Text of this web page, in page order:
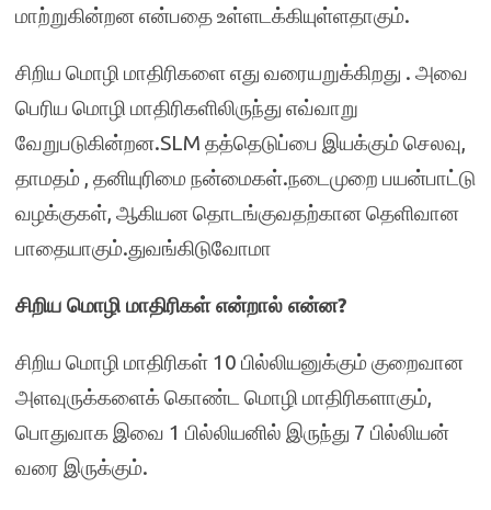
மாற்றுகின்றன என்பதை உள்ளடக்கியுள்ளதாகும்.
சிறிய மொழி மாதிரிகளை எது வரையறுக்கிறது . அவை
பெரிய மொழி மாதிரிகளிலிருந்து எவ்வாறு
வேறுபடுகின்றன.SLM தத்தெடுப்பை இயக்கும் செலவு,
தாமதம் , தனியுரிமை நன்மைகள்.நடைமுறை பயன்பாட்டு
வழக்குகள், ஆகியன தொடங்குவதற்கான தெளிவான
பாதையாகும்.துவங்கிடுவோமா
சிறிய மொழி மாதிரிகள் என்றால் என்ன?
சிறிய மொழி மாதிரிகள் 10 பில்லியனுக்கும் குறைவான
அளவுருக்களைக் கொண்ட மொழி மாதிரிகளாகும்,
பொதுவாக இவை 1 பில்லியனில் இருந்து 7 பில்லியன்
வரை இருக்கும்.